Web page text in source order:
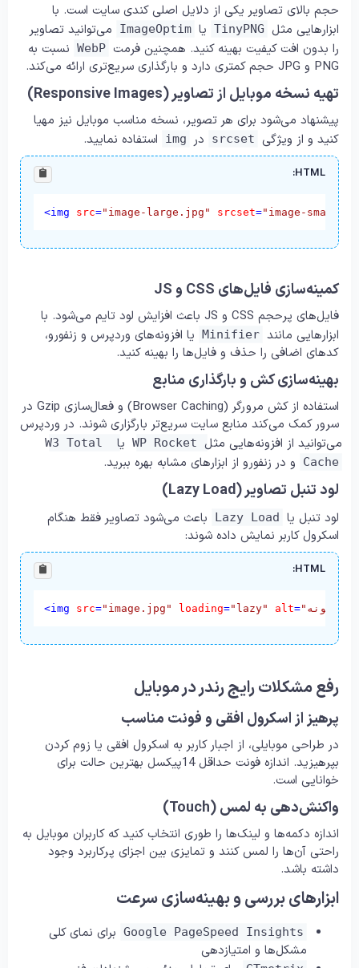
حجم بالای تصاویر یکی از دلایل اصلی کندی سایت است. با
ابزارهایی مثل TinyPNG یا ImageOptim
می‌توانید تصاویر
را بدون افت کیفیت بهینه کنید. همچنین فرمت WebP نسبت به
PNG و JPG حجم کمتری دارد و بارگذاری سریع‌تری ارائه می‌کند.
تهیه نسخه موبایل از تصاویر (Responsive Images)
پیشنهاد می‌شود برای هر تصویر، نسخه مناسب موبایل نیز مهیا
کنید و از ویژگی srcset در img استفاده نمایید.
HTML:
<img src="image-large.jpg" srcset="image-
کمینه‌سازی فایل‌های CSS و JS
فایل‌های پرحجم CSS و JS باعث افزایش لود تایم می‌شود. با
ابزارهایی مانند Minifier یا افزونه‌های وردپرس و زنفورو،
کدهای اضافی را حذف و فایل‌ها را بهینه کنید.
بهینه‌سازی کش و بارگذاری منابع
استفاده از کش مرورگر (Browser Caching) و فعال‌سازی Gzip در
سرور کمک می‌کند منابع سایت سریع‌تر بارگزاری شوند. در وردپرس
می‌توانید از افزونه‌هایی مثل WP Rocket یا
W3 Total
Cache
و در زنفورو از ابزارهای مشابه بهره ببرید.
لود تنبل تصاویر (Lazy Load)
لود تنبل یا Lazy Load
باعث می‌شود تصاویر فقط هنگام
اسکرول کاربر نمایش داده شوند:
HTML:
<img src="image.jpg" loading="lazy" alt=
رفع مشکلات رایج رندر در موبایل
پرهیز از اسکرول افقی و فونت مناسب
در طراحی موبایلی، از اجبار کاربر به اسکرول افقی یا زوم کردن
بپرهیزید. اندازه فونت حداقل 14پیکسل بهترین حالت برای
خوانایی است.
واکنش‌دهی به لمس (Touch)
اندازه دکمه‌ها و لینک‌ها را طوری انتخاب کنید که کاربران موبایل به
راحتی آن‌ها را لمس کنند و تمایزی بین اجزای پرکاربرد وجود
داشته باشد.
ابزارهای بررسی و بهینه‌سازی سرعت
Google PageSpeed Insights برای نمای کلی
مشکل‌ها و امتیازدهی